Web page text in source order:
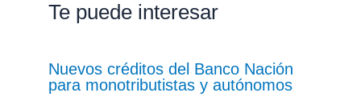
Te puede interesar
Nuevos créditos del Banco Nación
para monotributistas y autónomos